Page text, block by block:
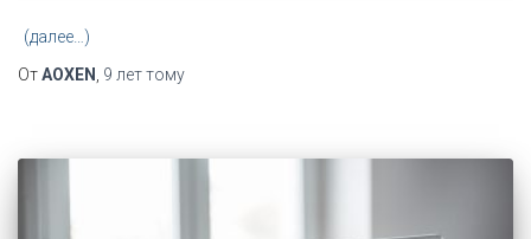
(далее…)
ОтAOXEN , 9 леттому